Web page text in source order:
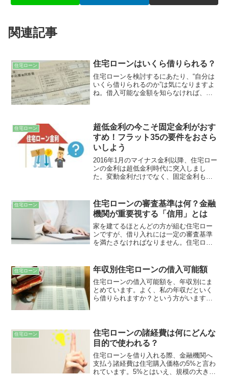
関連記事
住宅ローン 住宅ローンはいくら借りられる？
住宅ローンを検討するにあたり、“自分は
いくら借りられるのか”は気になりますよ
ね。借入可能な金額を知らなければ、家
るためには、毎月の返済額から逆算する
方法がおすすめです。
住宅ローン
超低金利の今こそ固定金利がおす
すめ！フラット35の要件をおさら
いしよう
2016年1月のマイナス金利以降、住宅ロー
ンの金利は超低金利時代に突入しまし
た。変動金利だけでなく、固定金利も
ット35の借入要件について、おさらいし
ていきたいと思います。
住宅ローン
住宅ローンの審査基準は何？金融
機関が重要視する「信用」とは
家を建てるほとんどの方が組む住宅ロー
ンですが、借り入れには一定の審査基準
を満たさなければなりません。住宅ロー
いますが、これらを満たしていても審査
に通らないことがあります。適切な融資
を受けるために金融機関が重要視してい
る「信用」について解説いたします。
住宅ローン 年収別住宅ローンの借入可能額
住宅ローンの借入可能額を、年収別にま
とめています。よく、私の年収だといく
ら借りられますか？という方がいます
ーを利用し、安全な借入額の算出方法を
検討していきます。
住宅ローン
住宅ローンの諸経費は何にどんな
目的で使われる？
住宅ローンを借り入れる際、金融機関へ
支払う諸経費は住宅購入価格の5%と言わ
れています。5%とはいえ、規模の大きい